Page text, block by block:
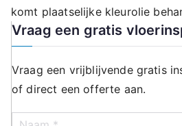
komt plaatselijke kleurolie
Vraag een gratis
Vraag een vrijblijvende gratis
of direct een offerte aan.